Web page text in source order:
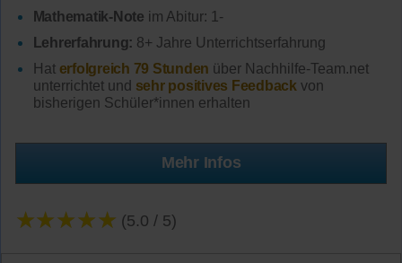
Mathematik-Note im Abitur: 1-
Lehrerfahrung: 8+ Jahre Unterrichtserfahrung
Hat erfolgreich 79 Stunden über Nachhilfe-Team.net
unterrichtet und sehr positives Feedback von
bisherigen Schüler*innen erhalten
Mehr Infos
★★★★★ (5.0 / 5)